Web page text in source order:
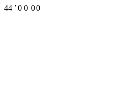
44 ʼ0 0 00